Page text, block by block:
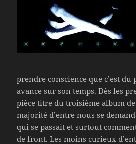
prendre conscience que c’est du
avance sur son temps. Dès les
pièce titre du troisième album
majorité d’entre nous se
qui se passait et surtout
de front. Les moins curieux